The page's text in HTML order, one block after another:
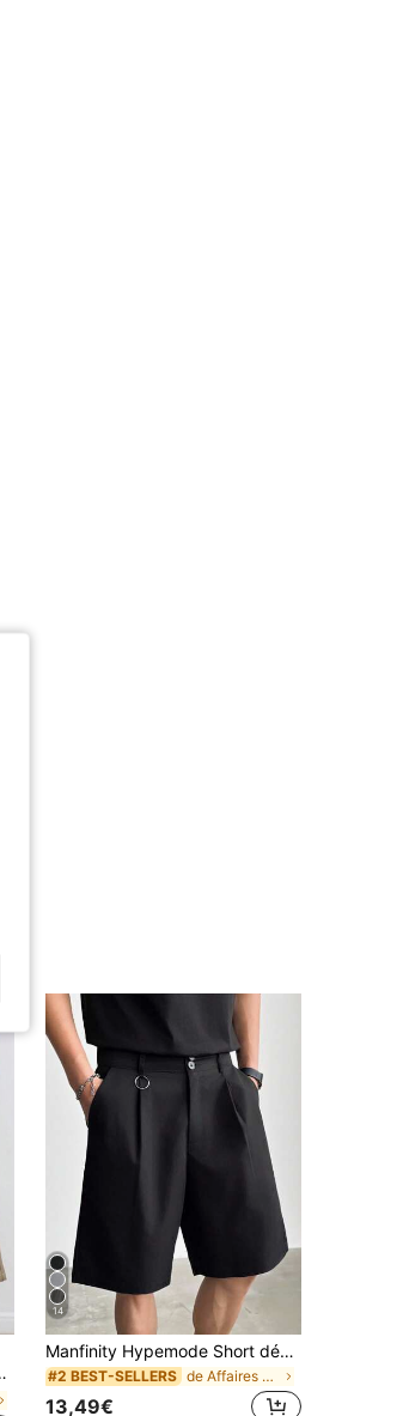
14
Manfinity Hypemode Short décontracté ample pour hommes, short de bureau professionnel, cadeau pour un petit ami ou un mari, jambe large
#2 BEST-SELLERS de Affaires - Déplacements professionnels Shorts p
13,49€